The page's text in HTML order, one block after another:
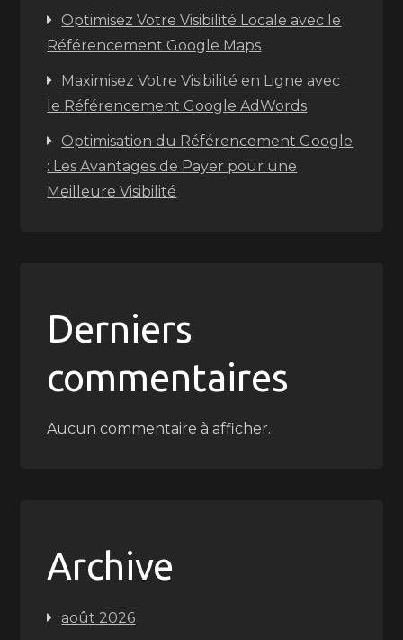
Optimisez Votre Visibilité Locale avec le
Référencement Google Maps
Maximisez Votre Visibilité en Ligne avec
le Référencement Google AdWords
Optimisation du Référencement Google
: Les Avantages de Payer pour une
Meilleure Visibilité
Derniers
commentaires
Aucun commentaire à afficher.
Archive
août 2026